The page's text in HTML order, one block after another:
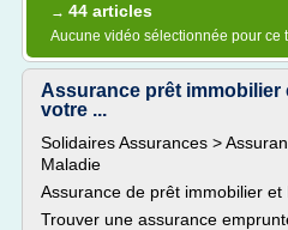
→ 44 articles
Aucune vidéo sélectionnée pour ce
Assurance prêt immobilier
votre ...
Solidaires Assurances >
Maladie
Assurance de prêt immobilier et
Trouver une assurance